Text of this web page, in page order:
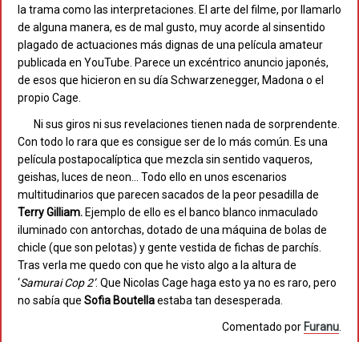
la trama como las interpretaciones. El arte del filme, por llamarlo
de alguna manera, es de mal gusto, muy acorde al sinsentido
plagado de actuaciones más dignas de una película amateur
publicada en YouTube. Parece un excéntrico anuncio japonés,
de esos que hicieron en su día Schwarzenegger, Madona o el
propio Cage.
Ni sus giros ni sus revelaciones tienen nada de sorprendente.
Con todo lo rara que es consigue ser de lo más común. Es una
película postapocalíptica que mezcla sin sentido vaqueros,
geishas, luces de neon… Todo ello en unos escenarios
multitudinarios que parecen sacados de la peor pesadilla de
Terry Gilliam. Ejemplo de ello es el banco blanco inmaculado
iluminado con antorchas, dotado de una máquina de bolas de
chicle (que son pelotas) y gente vestida de fichas de parchís.
Tras verla me quedo con que he visto algo a la altura de
‘Samurai Cop 2’. Que Nicolas Cage haga esto ya no es raro, pero
no sabía que Sofia Boutellaestaba tan desesperada.
Comentado por Furanu.